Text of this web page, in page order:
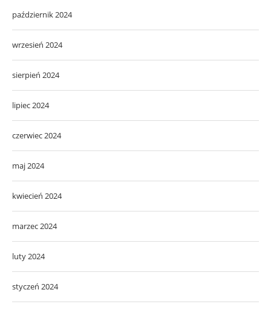
październik 2024
wrzesień 2024
sierpień 2024
lipiec 2024
czerwiec 2024
maj 2024
kwiecień 2024
marzec 2024
luty 2024
styczeń 2024